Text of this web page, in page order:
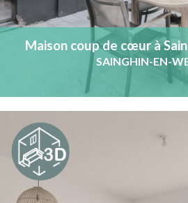
Maison coup de cœur à
SAINGHIN-EN-